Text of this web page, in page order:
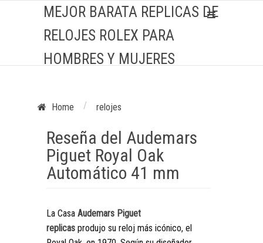
MEJOR BARATA REPLICAS DE
RELOJES ROLEX PARA
HOMBRES Y MUJERES
Home / relojes
Reseña del Audemars
Piguet Royal Oak
Automático 41 mm
La Casa Audemars Piguet
replicas produjo su reloj más icónico, el